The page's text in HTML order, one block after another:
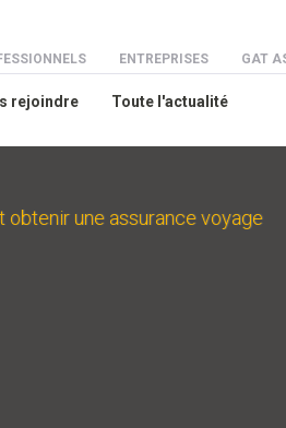
ENTREPRISES GAT
rejoindre Toute l'actualité
obtenir une assurance voyage